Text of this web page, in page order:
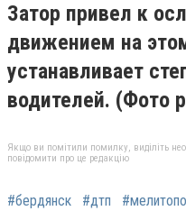
Затор привел к
движением на
устанавливает
водителей. (Фото
Якщо ви помітили помилку, виділіть
повідомити про це редакцію
#бердянск #дтп